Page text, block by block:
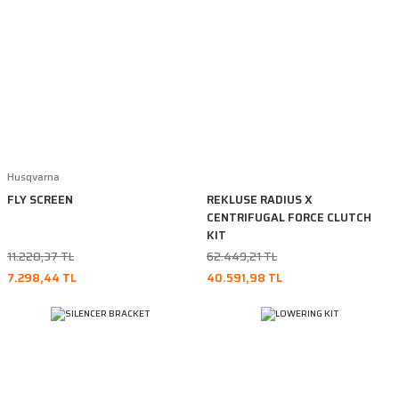
Husqvarna
FLY SCREEN
11.228,37 TL
7.298,44 TL
REKLUSE RADIUS X
CENTRIFUGAL FORCE CLUTCH
KIT
62.449,21 TL
40.591,98 TL